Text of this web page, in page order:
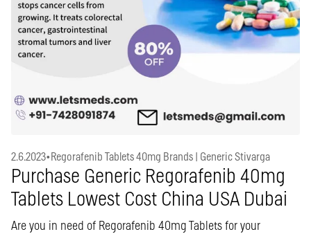
2.6.2023•Regorafenib Tablets 40mg Brands | Generic Stivarga
Purchase Generic Regorafenib 40mg
Tablets Lowest Cost China USA Dubai
Are you in need of Regorafenib 40mg Tablets for your